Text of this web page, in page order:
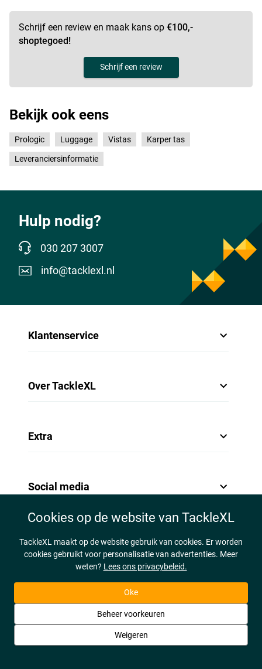
Schrijf een review en maak kans op €100,-
shoptegoed!
Schrijf een review
Bekijk ook eens
Prologic Luggage Vistas Karper tas
Leveranciersinformatie
Hulp nodig?
030 207 3007
info@tacklexl.nl
Klantenservice
Over TackleXL
Extra
Social media
Cookies op de website van TackleXL
TackleXL maakt op de website gebruik van cookies. Er worden
cookies gebruikt voor personalisatie van advertenties. Meer
weten? Lees ons privacybeleid.
Oke
Beheer voorkeuren
Weigeren